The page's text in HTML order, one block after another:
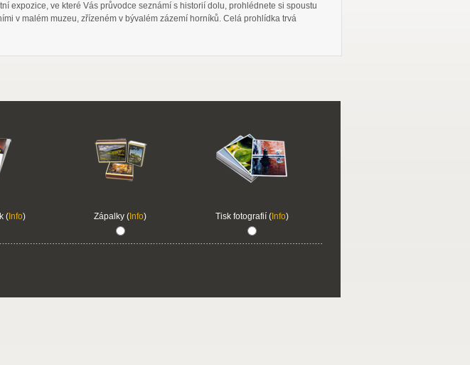
expozice, ve které Vás průvodce seznámí s historií dolu, prohlédnete si spoustu
v malém muzeu, zřízeném v bývalém zázemí horníků. Celá prohlídka trvá
( Info) Zápalky ( Info) Tisk fotografií (Info)